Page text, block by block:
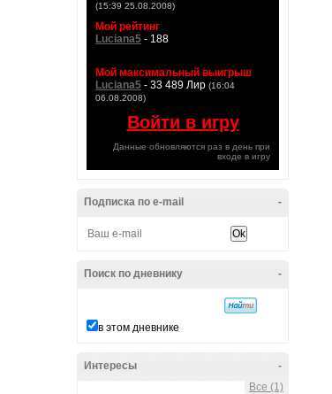
(15:39 25.08.2008)
Мой рейтинг
Luciana5 - 188
Мой максимальный выигрыш
Luciana5 - 33 489 Лир (16:04
06.08.2008)
Войти в игру
Данные обновляются раз в день при
входе в игру
-
Подписка по e-mail
-
Поиск по дневнику
в этом дневнике
-
Интересы
Все (1)